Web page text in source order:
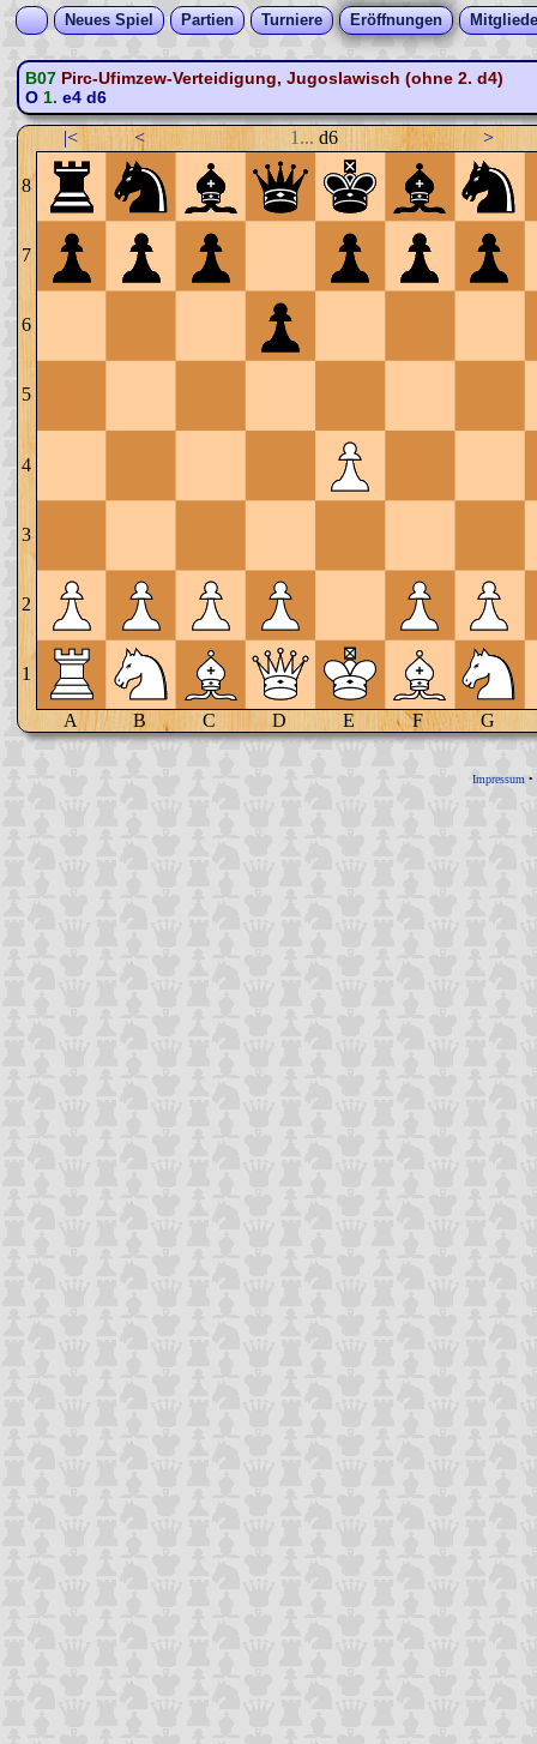
Neues Spiel Partien Turniere Eröffnungen
B07 Pirc-Ufimzew-Verteidigung, Jugoslawisch (ohne 2. d4)
O1. e4 d6
|< < 1... d6 >
8
7
6
5
4
3
2
1
A B C D E F G
Impressum •